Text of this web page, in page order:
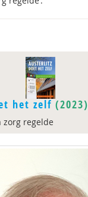
het zelf (2023)
zorg regelde